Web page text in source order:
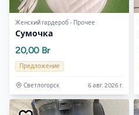
Женский гардероб - Прочее
Сумочка
20,00 Br
Предложение
Светлогорск 6 авг. 2026 г.